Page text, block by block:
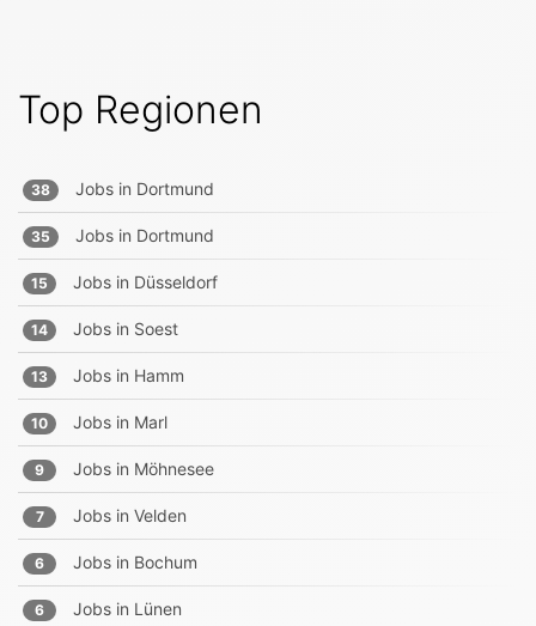
Top Regionen
38 Jobs in Dortmund
35 Jobs in Dortmund
15 Jobs in Düsseldorf
14 Jobs in Soest
13 Jobs in Hamm
10 Jobs in Marl
9 Jobs in Möhnesee
7 Jobs in Velden
6 Jobs in Bochum
6 Jobs in Lünen